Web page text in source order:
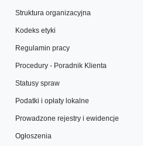
Struktura organizacyjna
Kodeks etyki
Regulamin pracy
Procedury - Poradnik Klienta
Statusy spraw
Podatki i opłaty lokalne
Prowadzone rejestry i ewidencje
Ogłoszenia